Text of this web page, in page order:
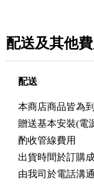
配送及其他
配送
本商店商品皆為
贈送基本安裝(電
酌收管線費用
出貨時間於訂購
由我司於電話溝